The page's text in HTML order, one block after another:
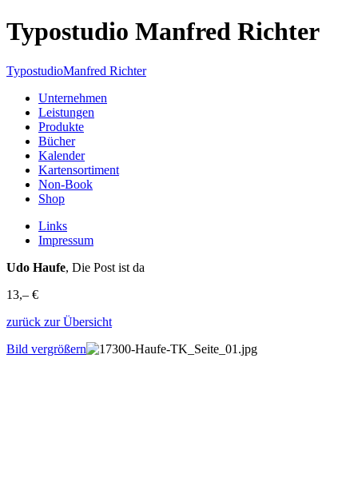
Typostudio Manfred Richter
TypostudioManfred Richter
Unternehmen
Leistungen
Produkte
Bücher
Kalender
Kartensortiment
Non-Book
Shop
Links
Impressum
Udo Haufe, Die Post ist da
13,– €
zurück zur Übersicht
Bild vergrößern